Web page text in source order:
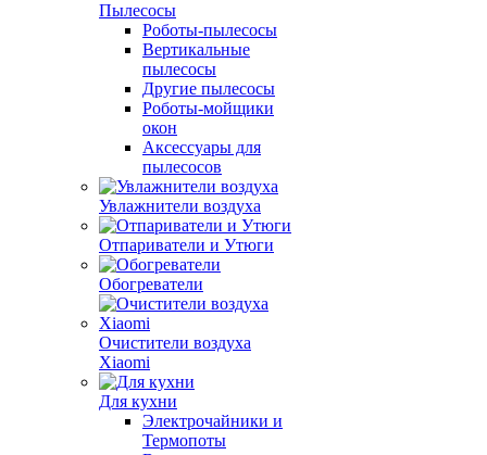
Пылесосы
Роботы-пылесосы
Вертикальные
пылесосы
Другие пылесосы
Роботы-мойщики
окон
Аксессуары для
пылесосов
Увлажнители воздуха
Отпариватели и Утюги
Обогреватели
Очистители воздуха
Xiaomi
Для кухни
Электрочайники и
Термопоты